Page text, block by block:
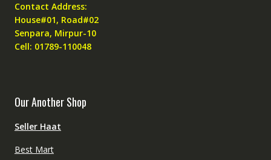
Contact Address:
House#01, Road#02
Senpara, Mirpur-10
Cell: 01789-110048
Our Another Shop
Seller Haat
Best Mart